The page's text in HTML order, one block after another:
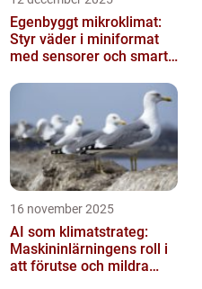
Egenbyggt mikroklimat:
Styr väder i miniformat
med sensorer och smarta
16 november 2025
AI som klimatstrateg:
Maskininlärningens roll i
att förutse och mildra